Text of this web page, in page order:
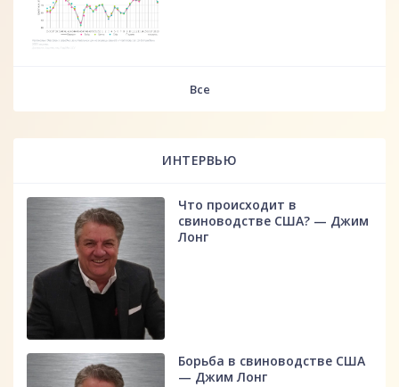
Все
ИНТЕРВЬЮ
Что происходит в
свиноводстве США? — Джим
Лонг
Борьба в свиноводстве США
— Джим Лонг